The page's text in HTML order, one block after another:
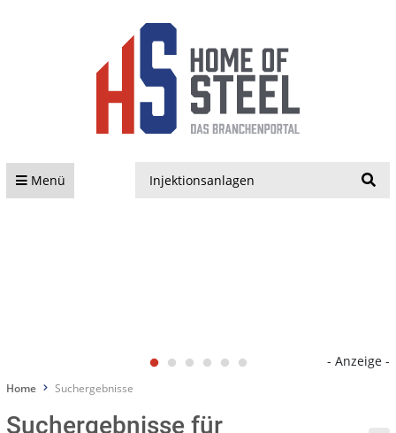
Menü
- Anzeige -
Home Suchergebnisse
Suchergebnisse für